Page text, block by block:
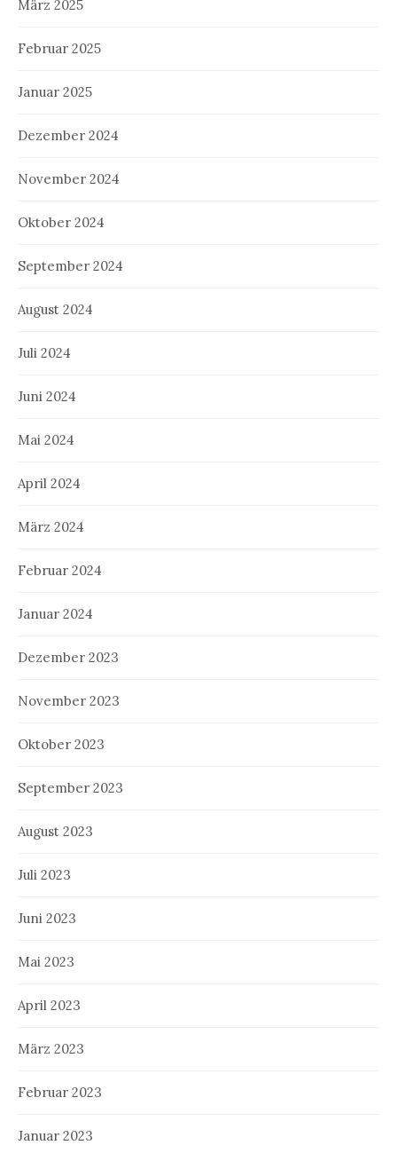
März 2025
Februar 2025
Januar 2025
Dezember 2024
November 2024
Oktober 2024
September 2024
August 2024
Juli 2024
Juni 2024
Mai 2024
April 2024
März 2024
Februar 2024
Januar 2024
Dezember 2023
November 2023
Oktober 2023
September 2023
August 2023
Juli 2023
Juni 2023
Mai 2023
April 2023
März 2023
Februar 2023
Januar 2023